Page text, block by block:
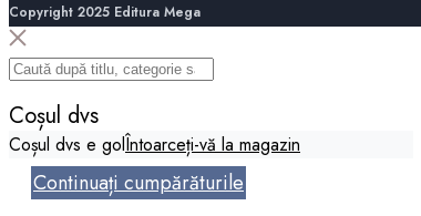
Copyright 2025 Editura Mega
Coșul dvs
Coșul dvs e golÎntoarceți-vă la magazin
Continuați cumpărăturile